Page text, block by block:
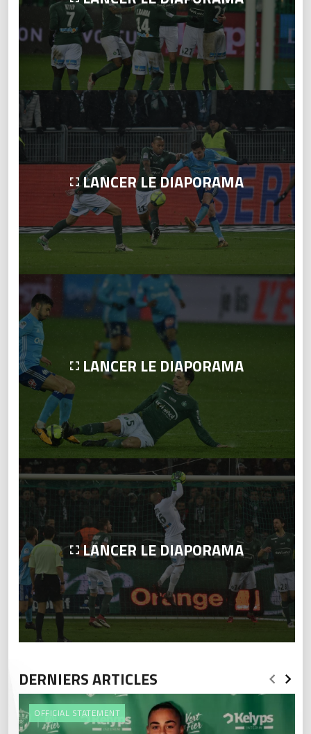
LANCER LE DIAPORAMA
LANCER LE DIAPORAMA
LANCER LE DIAPORAMA
DERNIERS ARTICLES
OFFICIAL STATEMENT